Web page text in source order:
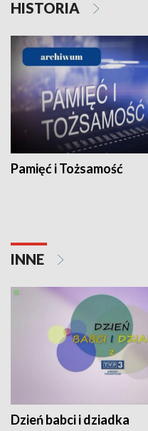
HISTORIA
Pamięć i Tożsamość
INNE
Dzień babci i dziadka